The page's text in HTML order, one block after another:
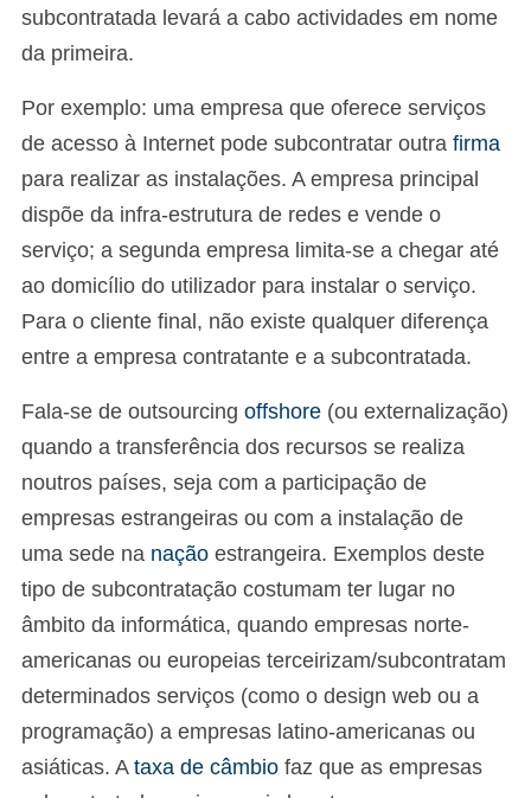
subcontratada levará a cabo actividades em nome
da primeira.
Por exemplo: uma empresa que oferece serviços
de acesso à Internet pode subcontratar outra firma
para realizar as instalações. A empresa principal
dispõe da infra-estrutura de redes e vende o
serviço; a segunda empresa limita-se a chegar até
ao domicílio do utilizador para instalar o serviço.
Para o cliente final, não existe qualquer diferença
entre a empresa contratante e a subcontratada.
Fala-se de outsourcing offshore (ou externalização)
quando a transferência dos recursos se realiza
noutros países, seja com a participação de
empresas estrangeiras ou com a instalação de
uma sede na nação estrangeira. Exemplos deste
tipo de subcontratação costumam ter lugar no
âmbito da informática, quando empresas norte-
americanas ou europeias terceirizam/subcontratam
determinados serviços (como o design web ou a
programação) a empresas latino-americanas ou
asiáticas. A taxa de câmbio faz que as empresas